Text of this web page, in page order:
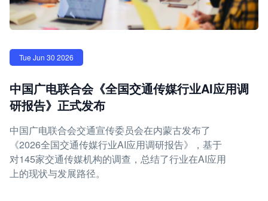
Tue Jun 30 2026
中国广电联合会《全国交通传媒行业AI应用调
研报告》正式发布
中国广电联合会交通宣传委员会在内蒙古发布了
《2026全国交通传媒行业AI应用调研报告》，基于
对145家交通传媒机构的调查，总结了行业在AI应用
上的现状与发展路径。